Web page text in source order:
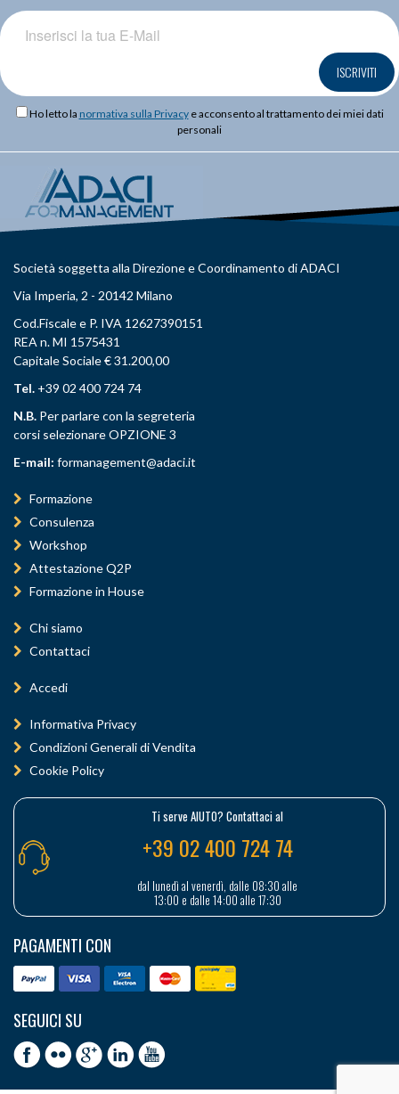
ISCRIVITI
Ho letto la normativa sulla Privacye acconsento al trattamento dei miei dati
personali
Società soggetta alla Direzione e Coordinamento di ADACI
Via Imperia, 2 - 20142 Milano
Cod.Fiscale e P. IVA 12627390151
REA n. MI 1575431
Capitale Sociale € 31.200,00
Tel. +39 02 400 724 74
N.B. Per parlare con la segreteria
corsi selezionare OPZIONE 3
E-mail: formanagement@adaci.it
Formazione
Consulenza
Workshop
Attestazione Q2P
Formazione in House
Chi siamo
Contattaci
Accedi
Informativa Privacy
Condizioni Generali di Vendita
Cookie Policy
Ti serve AIUTO? Contattaci al
+39 02 400 724 74
dal lunedì al venerdì, dalle 08:30 alle
13:00 e dalle 14:00 alle 17:30
PAGAMENTI CON
SEGUICI SU